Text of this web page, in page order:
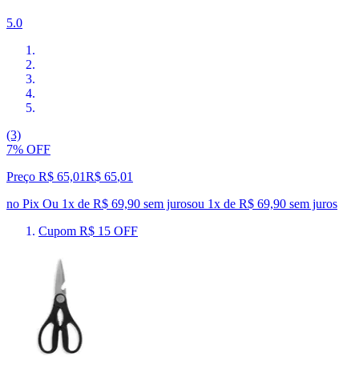
5.0
(3)
7% OFF
Preço R$ 65,01R$ 65,01
no Pix Ou 1x de R$ 69,90 sem jurosou 1x de R$ 69,90 sem juros
Cupom R$ 15 OFF